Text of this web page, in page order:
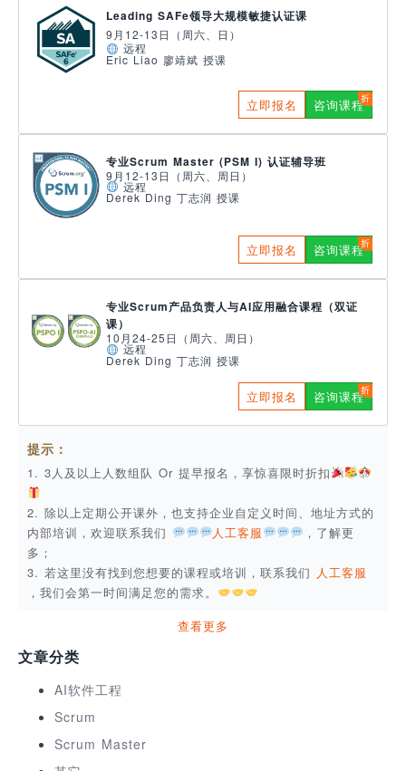
Leading SAFe领导大规模敏捷认证课
9月12-13日（周六、日）
远程
Eric Liao 廖靖斌 授课
立即报名 咨询课程
专业Scrum Master (PSM I) 认证辅导班
9月12-13日（周六、周日）
远程
Derek Ding 丁志润 授课
立即报名 咨询课程
专业Scrum产品负责人与AI应用融合课程（双证
课）
10月24-25日（周六、周日）
远程
Derek Ding 丁志润 授课
立即报名 咨询课程
提示：
1. 3人及以上人数组队 Or 提早报名，享惊喜限时折扣
2. 除以上定期公开课外，也支持企业自定义时间、地址方式的
内部培训，欢迎联系我们
人工客服
，了解更
多；
3. 若这里没有找到您想要的课程或培训，联系我们 人工客服
，我们会第一时间满足您的需求。
查看更多
文章分类
AI软件工程
Scrum
Scrum Master